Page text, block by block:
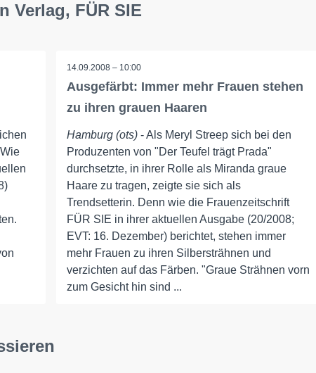
Verlag, FÜR SIE
14.09.2008 – 10:00
Ausgefärbt: Immer mehr Frauen stehen
zu ihren grauen Haaren
Hamburg (ots)- Als Meryl Streep sich bei den
Produzenten von "Der Teufel trägt Prada"
durchsetzte, in ihrer Rolle als Miranda graue
Haare zu tragen, zeigte sie sich als
Trendsetterin. Denn wie die Frauenzeitschrift
FÜR SIE in ihrer aktuellen Ausgabe (20/2008;
EVT: 16. Dezember) berichtet, stehen immer
mehr Frauen zu ihren Silbersträhnen und
verzichten auf das Färben. "Graue Strähnen vorn
zum Gesicht hin sind ...